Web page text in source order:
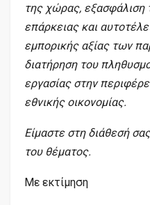
της χώρας, εξασφάλιση
επάρκειας και
εμπορικής αξίας των
διατήρηση του
εργασίας στην
εθνικής οικονομίας.
Είμαστε στη διάθεσή
του θέματος.
Με εκτίμηση